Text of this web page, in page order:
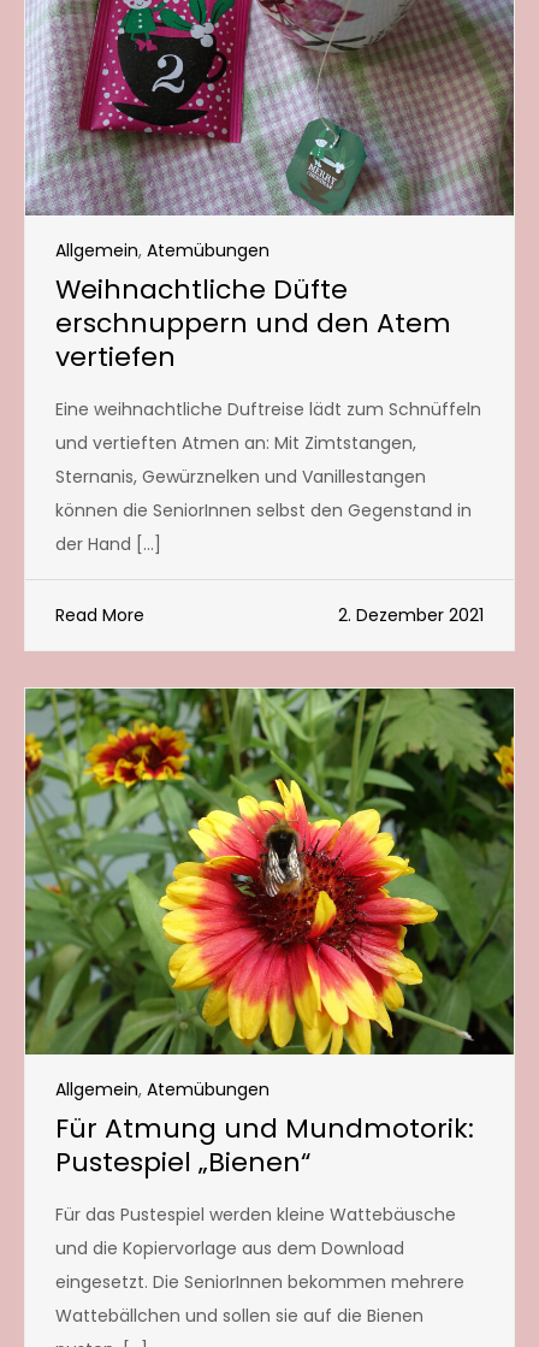
Allgemein, Atemübungen
Weihnachtliche Düfte
erschnuppern und den Atem
vertiefen
Eine weihnachtliche Duftreise lädt zum Schnüffeln
und vertieften Atmen an: Mit Zimtstangen,
Sternanis, Gewürznelken und Vanillestangen
können die SeniorInnen selbst den Gegenstand in
der Hand […]
Read More 2. Dezember 2021
Allgemein, Atemübungen
Für Atmung und Mundmotorik:
Pustespiel „Bienen“
Für das Pustespiel werden kleine Wattebäusche
und die Kopiervorlage aus dem Download
eingesetzt. Die SeniorInnen bekommen mehrere
Wattebällchen und sollen sie auf die Bienen